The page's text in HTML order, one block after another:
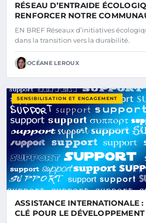
RÉSEAU D’ENTRAIDE
RENFORCER NOTRE
AVENIR DURABLE
EN BREF Réseaux d’initiatives
dans la transition vers la durabilité.
OCÉANE LEROUX
SENSIBILISATION ET ENGAGEMENT
ASSISTANCE INTERNATIONALE
CLÉ POUR LE